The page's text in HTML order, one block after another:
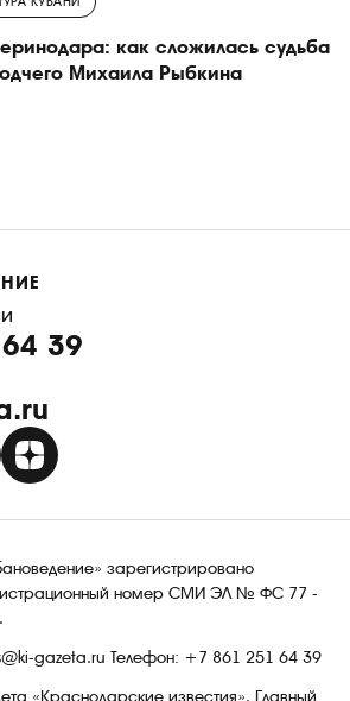
как сложилась судьба
Михаила Рыбкина
39
зарегистрировано
номер СМИ ЭЛ № ФС 77 -
gazeta.ru Телефон: +7 861 251 64 39
«Краснодарские известия». Главный